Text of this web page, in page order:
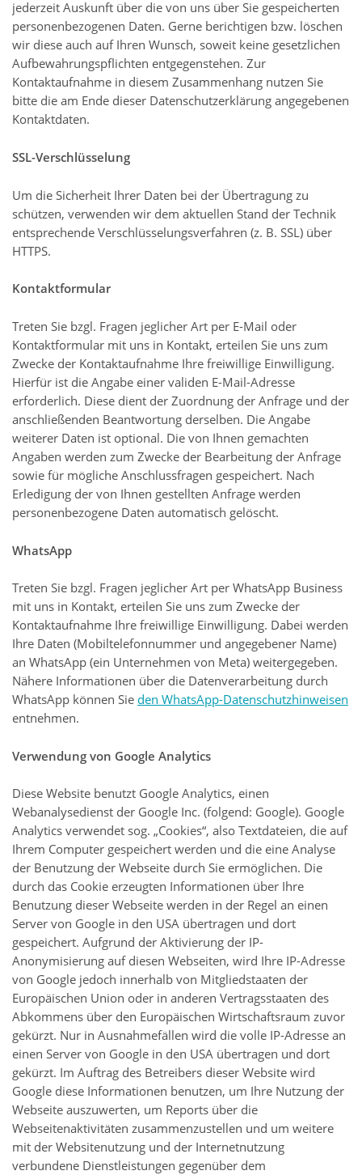
jederzeit Auskunft über die von uns über Sie gespeicherten
personenbezogenen Daten. Gerne berichtigen bzw. löschen
wir diese auch auf Ihren Wunsch, soweit keine gesetzlichen
Aufbewahrungspflichten entgegenstehen. Zur
Kontaktaufnahme in diesem Zusammenhang nutzen Sie
bitte die am Ende dieser Datenschutzerklärung angegebenen
Kontaktdaten.
SSL-Verschlüsselung
Um die Sicherheit Ihrer Daten bei der Übertragung zu
schützen, verwenden wir dem aktuellen Stand der Technik
entsprechende Verschlüsselungsverfahren (z. B. SSL) über
HTTPS.
Kontaktformular
Treten Sie bzgl. Fragen jeglicher Art per E-Mail oder
Kontaktformular mit uns in Kontakt, erteilen Sie uns zum
Zwecke der Kontaktaufnahme Ihre freiwillige Einwilligung.
Hierfür ist die Angabe einer validen E-Mail-Adresse
erforderlich. Diese dient der Zuordnung der Anfrage und der
anschließenden Beantwortung derselben. Die Angabe
weiterer Daten ist optional. Die von Ihnen gemachten
Angaben werden zum Zwecke der Bearbeitung der Anfrage
sowie für mögliche Anschlussfragen gespeichert. Nach
Erledigung der von Ihnen gestellten Anfrage werden
personenbezogene Daten automatisch gelöscht.
WhatsApp
Treten Sie bzgl. Fragen jeglicher Art per WhatsApp Business
mit uns in Kontakt, erteilen Sie uns zum Zwecke der
Kontaktaufnahme Ihre freiwillige Einwilligung. Dabei werden
Ihre Daten (Mobiltelefonnummer und angegebener Name)
an WhatsApp (ein Unternehmen von Meta) weitergegeben.
Nähere Informationen über die Datenverarbeitung durch
WhatsApp können Sie den WhatsApp-Datenschutzhinweisen
entnehmen.
Verwendung von Google Analytics
Diese Website benutzt Google Analytics, einen
Webanalysedienst der Google Inc. (folgend: Google). Google
Analytics verwendet sog. „Cookies“, also Textdateien, die auf
Ihrem Computer gespeichert werden und die eine Analyse
der Benutzung der Webseite durch Sie ermöglichen. Die
durch das Cookie erzeugten Informationen über Ihre
Benutzung dieser Webseite werden in der Regel an einen
Server von Google in den USA übertragen und dort
gespeichert. Aufgrund der Aktivierung der IP-
Anonymisierung auf diesen Webseiten, wird Ihre IP-Adresse
von Google jedoch innerhalb von Mitgliedstaaten der
Europäischen Union oder in anderen Vertragsstaaten des
Abkommens über den Europäischen Wirtschaftsraum zuvor
gekürzt. Nur in Ausnahmefällen wird die volle IP-Adresse an
einen Server von Google in den USA übertragen und dort
gekürzt. Im Auftrag des Betreibers dieser Website wird
Google diese Informationen benutzen, um Ihre Nutzung der
Webseite auszuwerten, um Reports über die
Webseitenaktivitäten zusammenzustellen und um weitere
mit der Websitenutzung und der Internetnutzung
verbundene Dienstleistungen gegenüber dem